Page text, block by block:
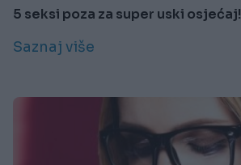
5 seksi poza za super uski osjećaj!
Saznaj više